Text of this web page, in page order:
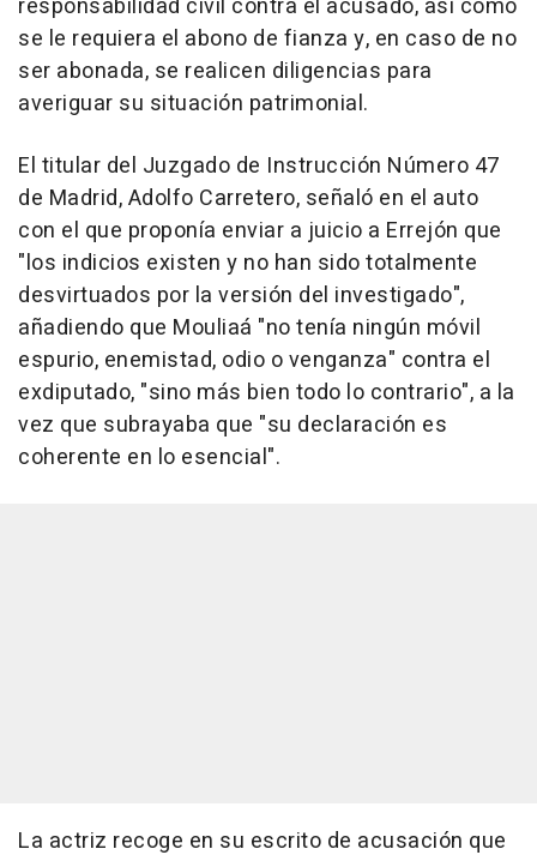
responsabilidad civil contra el acusado, así como
se le requiera el abono de fianza y, en caso de no
ser abonada, se realicen diligencias para
averiguar su situación patrimonial.
El titular del Juzgado de Instrucción Número 47
de Madrid, Adolfo Carretero, señaló en el auto
con el que proponía enviar a juicio a Errejón que
"los indicios existen y no han sido totalmente
desvirtuados por la versión del investigado",
añadiendo que Mouliaá "no tenía ningún móvil
espurio, enemistad, odio o venganza" contra el
exdiputado, "sino más bien todo lo contrario", a la
vez que subrayaba que "su declaración es
coherente en lo esencial".
La actriz recoge en su escrito de acusación que